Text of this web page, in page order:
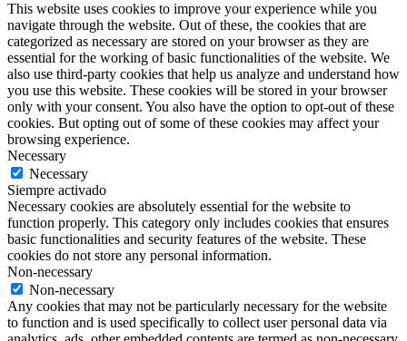
This website uses cookies to improve your experience while you
navigate through the website. Out of these, the cookies that are
categorized as necessary are stored on your browser as they are
essential for the working of basic functionalities of the website. We
also use third-party cookies that help us analyze and understand how
you use this website. These cookies will be stored in your browser
only with your consent. You also have the option to opt-out of these
cookies. But opting out of some of these cookies may affect your
browsing experience.
Necessary
Necessary
Siempre activado
Necessary cookies are absolutely essential for the website to
function properly. This category only includes cookies that ensures
basic functionalities and security features of the website. These
cookies do not store any personal information.
Non-necessary
Non-necessary
Any cookies that may not be particularly necessary for the website
to function and is used specifically to collect user personal data via